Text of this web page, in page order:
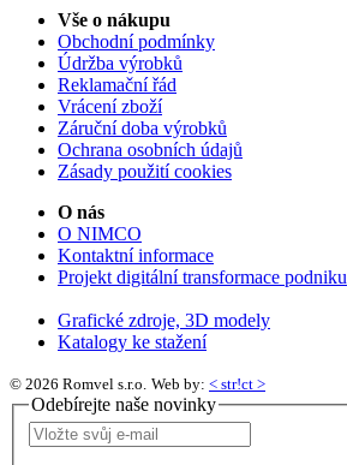
Vše o nákupu
Obchodní podmínky
Údržba výrobků
Reklamační řád
Vrácení zboží
Záruční doba výrobků
Ochrana osobních údajů
Zásady použití cookies
O nás
O NIMCO
Kontaktní informace
Projekt digitální transformace podniku
Grafické zdroje, 3D modely
Katalogy ke stažení
© 2026 Romvel s.r.o. Web by: < str!ct >
Odebírejte naše novinky